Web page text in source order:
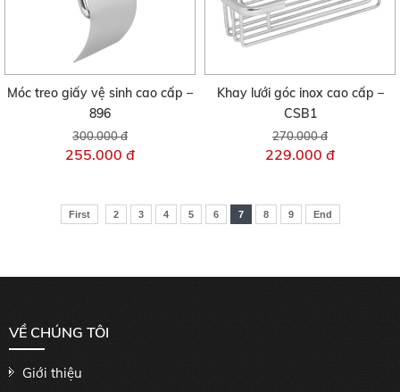
Móc treo giấy vệ sinh cao cấp –
896
300.000 đ
255.000 đ
Khay lưới góc inox cao cấp –
CSB1
270.000 đ
229.000 đ
First 2 3 4 5 6 7 8 9 End
VỀ CHÚNG TÔI
Giới thiệu